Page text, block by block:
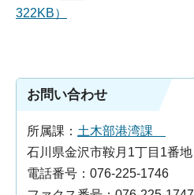
322KB）
お問い合わせ
所属課： 土木部港湾課
石川県金沢市鞍月1丁目1番地
電話番号：076-225-1746